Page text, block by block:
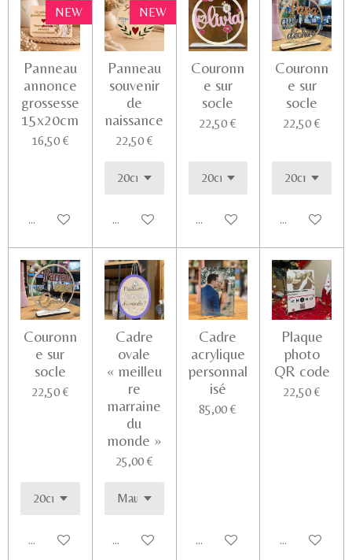
NEW
Panneau
annonce
grossesse
15x20cm
16,50 €
Ajouter au panier
NEW
Panneau
souvenir
de
naissance
22,50 €
Voir les détails
Couronn
e sur
socle
22,50 €
Voir les détails
Couronn
e sur
socle
22,50 €
Ajouter au
Couronn
e sur
socle
22,50 €
Ajouter au panier
Cadre
ovale
« meilleu
re
marraine
du
monde »
25,00 €
Ajouter au panier
Cadre
acrylique
personnal
isé
85,00 €
Ajouter au panier
Plaque
photo
QR code
22,50 €
Voir les